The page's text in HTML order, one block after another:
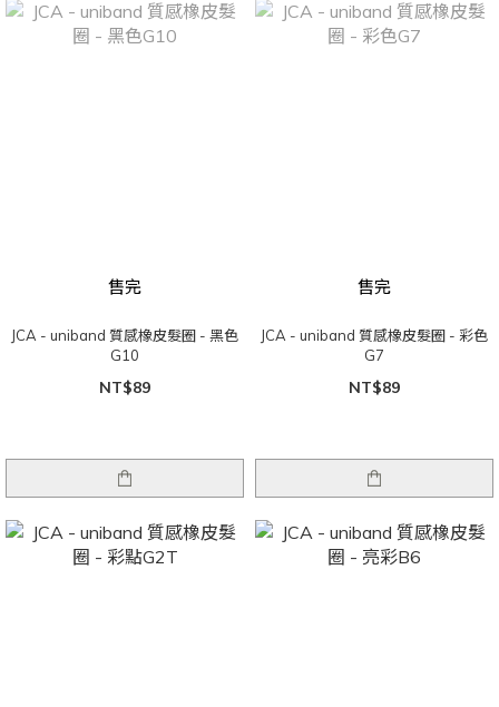
售完
JCA - uniband 質感橡皮髮圈 - 黑色
G10
NT$89
售完
JCA - uniband 質感橡皮髮圈 - 彩色
G7
NT$89